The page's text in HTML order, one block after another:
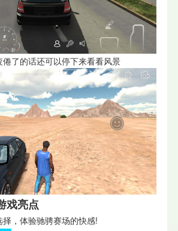
了的话还可以停下来看看风景
戏亮点
择，体验驰骋赛场的快感!